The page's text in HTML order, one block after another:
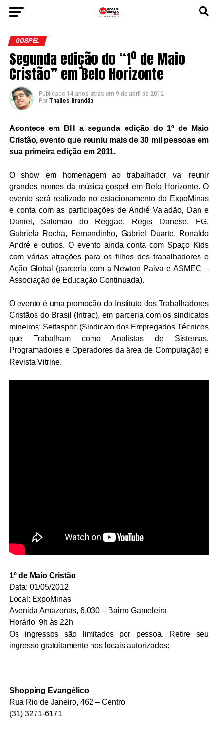
GOSPEL
Segunda edição do “1º de Maio
Cristão” em Belo Horizonte
Publicado 14 anos atrás em 9 de abril de 2012
Por Thalles Brandão
Acontece em BH a segunda edição do 1º de Maio
Cristão, evento que reuniu mais de 30 mil pessoas em
sua primeira edição em 2011.
O show em homenagem ao trabalhador vai reunir
grandes nomes da música gospel em Belo Horizonte. O
evento será realizado no estacionamento do ExpoMinas
e conta com as participações de André Valadão, Dan e
Daniel, Salomão do Reggae, Regis Danese, PG,
Gabriela Rocha, Fernandinho, Gabriel Duarte, Ronaldo
André e outros. O evento ainda conta com Spaço Kids
com várias atrações para os filhos dos trabalhadores e
Ação Global
(parceria com a Newton Paiva e ASMEC –
Associação de Educação Continuada).
O evento é uma promoção do Instituto dos Trabalhadores
Cristãos do Brasil (Intrac), em parceria com os sindicatos
mineiros: Settaspoc (Sindicato dos Empregados Técnicos
que Trabalham como Analistas de Sistemas,
Programadores e Operadores da área de Computação) e
Revista Vitrine.
1º de Maio Cristão
Data: 01/05/2012
Local: ExpoMinas
Avenida Amazonas, 6.030 – Bairro Gameleira
Horário: 9h às 22h
Os ingressos são limitados por pessoa. Retire seu
ingresso gratuitamente nos locais autorizados:
Shopping Evangélico
Rua Rio de Janeiro, 462 – Centro
(31) 3271-6171